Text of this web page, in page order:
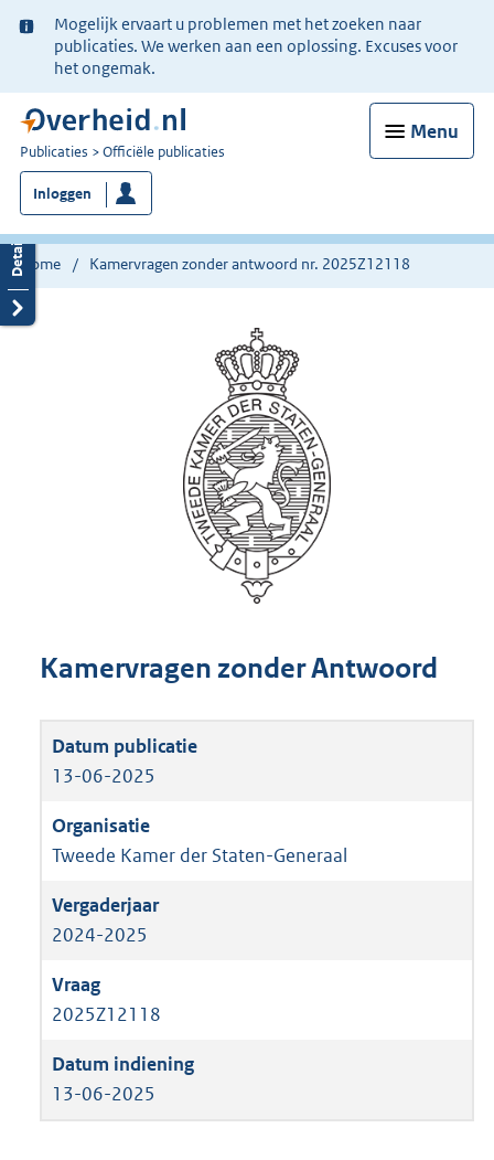
Ter
informatie:
Mogelijk ervaart u problemen met het zoeken naar
publicaties. We werken aan een oplossing. Excuses voor
het ongemak.
Menu
U
bent
nu
hier:
Publicaties Officiële publicaties
Inloggen
Home Kamervragen zonder antwoord nr. 2025Z12118
Kamervragen zonder Antwoord
13-06-2025
Tweede Kamer der Staten-Generaal
2024-2025
2025Z12118
13-06-2025